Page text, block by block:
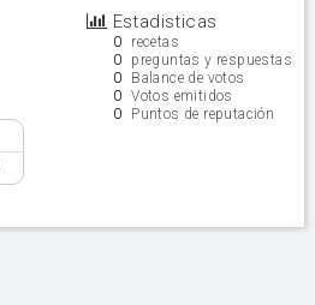
Estadisticas
0 recetas
0 preguntas y respuestas
0 Balance de votos
0 Votos emitidos
0 Puntos de reputación